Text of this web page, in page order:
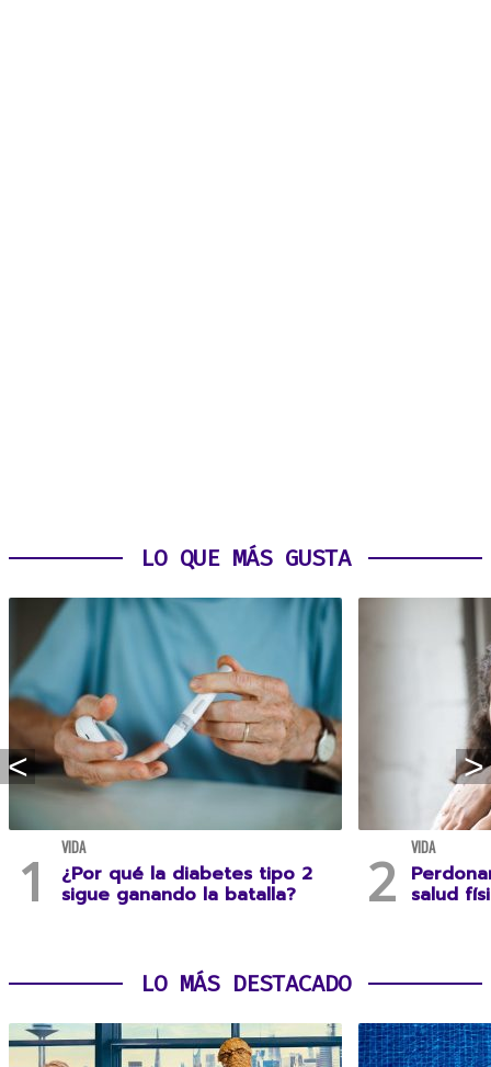
LO QUE MÁS GUSTA
VIDA
¿Por qué la diabetes tipo 2
sigue ganando la batalla?
VIDA
salud
LO MÁS DESTACADO